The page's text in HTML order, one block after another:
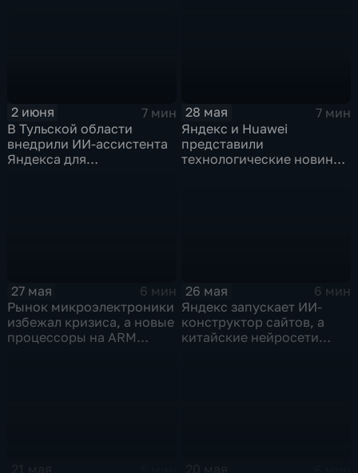
2 июня
7 мин
В Тульской области
внедрили ИИ-ассистента
Яндекса для
28 мая
7 мин
Яндекс и Huawei
представили
технологические новинки
27 мая
6 мин
Рынок микроэлектроники
избежал кризиса, а новые
процессоры на ARM
26 мая
6 мин
Яндекс запускает ИИ-
конструктор сайтов, а
китайские нейросети